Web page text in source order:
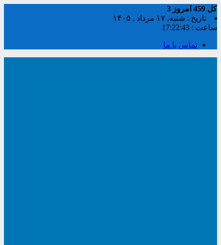
کل امروز 3
تاریخ : شنبه, ۱۷ مرداد , ۱۴۰۵
ساعت : 17:22:44
تماس با ما